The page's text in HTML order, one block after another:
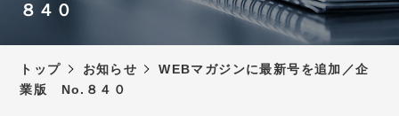
スタッフ紹介
お知らせ
新型コロナウィルス感染症
予防対策について
８４０
トップ お知らせ
WEBマガジンに最新号を追加／企
業版 No.８４０